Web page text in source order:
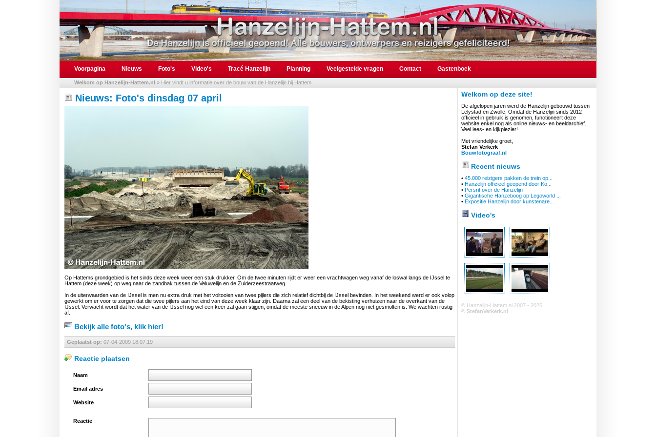
Voorpagina Nieuws Foto's Video's Tracé Hanzelijn Planning Veelgestelde vragen Contact Gastenboek
Welkom op Hanzelijn-Hattem.nl » Hier vindt u informatie over de bouw van de Hanzelijn bij Hattem.
Nieuws: Foto's dinsdag 07 april
Op Hattems grondgebied is het sinds deze week weer een stuk drukker. Om de twee minuten rijdt er weer een vrachtwagen weg vanaf de loswal langs de IJssel te
Hattem (deze week) op weg naar de zandbak tussen de Veluwelijn en de Zuiderzeestraatweg.
In de uiterwaarden van de IJssel is men nu extra druk met het voltooien van twee pijlers die zich relatief dichtbij de IJssel bevinden. In het weekend werd er ook volop
gewerkt om er voor te zorgen dat die twee pijlers aan het eind van deze week klaar zijn. Daarna zal een deel van de bekisting verhuizen naar de overkant van de
IJssel. Verwacht wordt dat het water van de IJssel nog wel een keer zal gaan stijgen, omdat de meeste sneeuw in de Alpen nog niet gesmolten is. We wachten rustig
af.
Bekijk alle foto's, klik hier!
Geplaatst op: 07-04-2009 18:07.19
Reactie plaatsen
Naam
Email adres
Website
Reactie
Welkom op deze site!
De afgelopen jaren werd de Hanzelijn gebouwd tussen
Lelystad en Zwolle. Omdat de Hanzelijn sinds 2012
officieel in gebruik is genomen, functioneert deze
website enkel nog als online nieuws- en beeldarchief.
Veel lees- en kijkplezier!
Met vriendelijke groet,
Stefan Verkerk
Bouwfotograaf.nl
Recent nieuws
• 45.000 reizigers pakken de trein op...
• Hanzelijn officieel geopend door Ko...
• Persrit over de Hanzelijn
• Gigantische Hanzeboog op Legoworld ...
• Expositie Hanzelijn door kunstenare...
Video's
© Hanzelijn-Hattem.nl 2007 - 2026
© StefanVerkerk.nl